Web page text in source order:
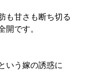
も甘さも断ち切る
開です。
いう嫁の誘惑に